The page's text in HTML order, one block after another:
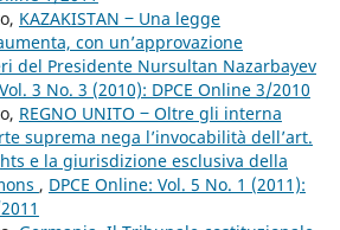
KAZAKISTAN ‒ Una legge
con un’approvazione
del Presidente Nursultan Nazarbayev
3 No. 3 (2010): DPCE Online 3/2010
REGNO UNITO ‒ Oltre gli interna
suprema nega l’invocabilità dell’art.
e la giurisdizione esclusiva della
, DPCE Online: Vol. 5 No. 1 (2011):